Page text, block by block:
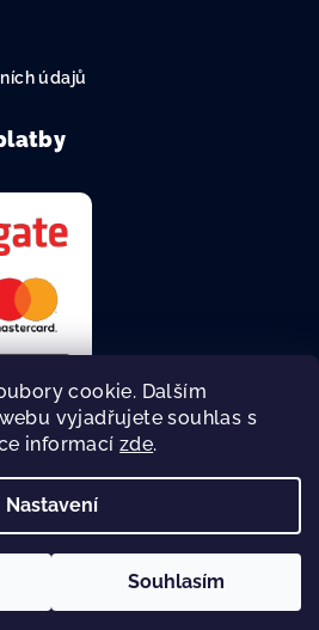
cookie. Dalším
vyjadřujete souhlas s
informací zde.
Nastavení
Souhlasím
údajů
online.
vyhrazena.
Vytvořil Shoptet